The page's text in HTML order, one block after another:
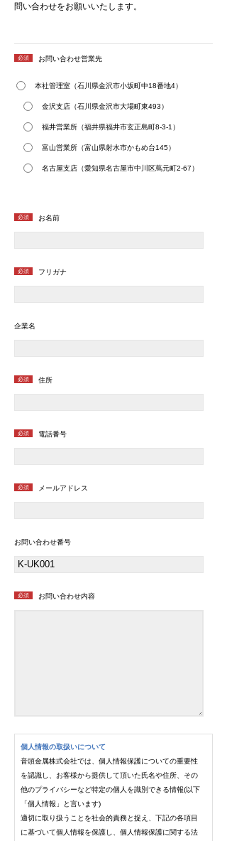
問い合わせをお願いいたします。
必須 お問い合わせ営業先
本社管理室（石川県金沢市小坂町中18番地4）
金沢支店（石川県金沢市大場町東493）
福井営業所（福井県福井市玄正島町8-3-1）
富山営業所（富山県射水市かもめ台145）
名古屋支店（愛知県名古屋市中川区蔦元町2-67）
必須 お名前
必須 フリガナ
企業名
必須 住所
必須 電話番号
必須 メールアドレス
お問い合わせ番号
必須 お問い合わせ内容
個人情報の取扱いについて
音頭金属株式会社では、個人情報保護についての重要性
を認識し、お客様から提供して頂いた氏名や住所、その
他のプライバシーなど特定の個人を識別できる情報(以下
「個人情報」と言います)
適切に取り扱うことを社会的責務と捉え、下記の各項目
に基づいて個人情報を保護し、個人情報保護に関する法